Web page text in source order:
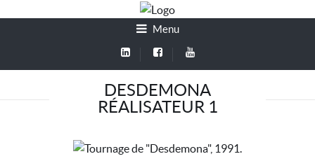
Menu
DESDEMONA
RÉALISATEUR 1